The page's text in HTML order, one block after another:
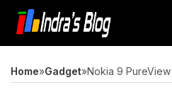
Langsung
isi
Home»Gadget»